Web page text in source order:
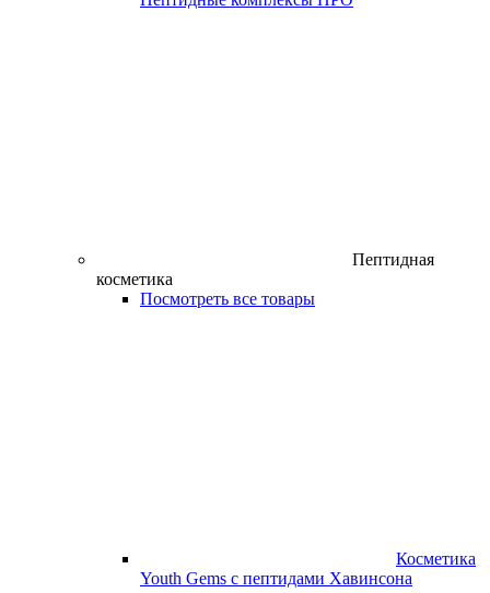
Пептидная
косметика
Посмотреть все товары
Косметика
Youth Gems с пептидами Хавинсона